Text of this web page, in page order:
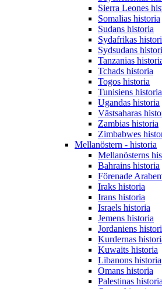
Sierra Leones
Somalias historia
Sudans historia
Sydafrikas
Sydsudans
Tanzanias
Tchads historia
Togos historia
Tunisiens historia
Ugandas historia
Västsaharas
Zambias historia
Zimbabwes
Mellanöstern - historia
Mellanösterns
Bahrains historia
Förenade
Iraks historia
Irans historia
Israels historia
Jemens historia
Jordaniens
Kurdernas
Kuwaits historia
Libanons historia
Omans historia
Palestinas historia